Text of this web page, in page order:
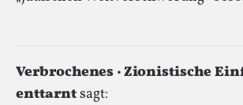
Verbrochenes · Zionistische
enttarntsagt: